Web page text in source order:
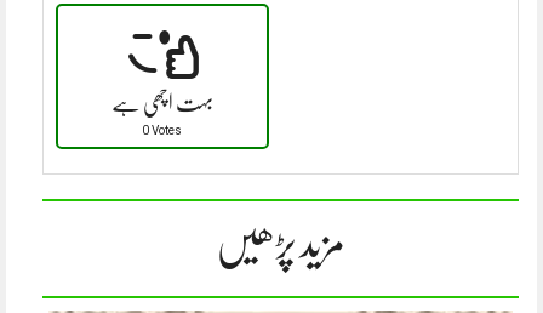
بہت اچھی ہے
0 Votes
مزید پڑھیں